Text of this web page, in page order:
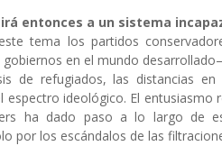
entonces a un sistema
tema los partidos
en el mundo
de refugiados, las distancias
espectro ideológico. El
ha dado paso a lo largo de
por los escándalos de las